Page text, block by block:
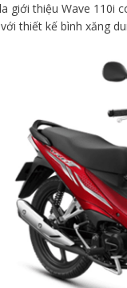
giới thiệu Wave
thiết kế bình xăng